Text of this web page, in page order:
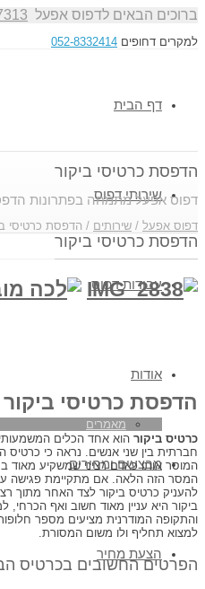
ברוכים הבאים לדפוס אפעל
למקרים דחופים 052-8332414
דף הבית
שירותי דפוס
עבודות דפוס
אודות
מאמרים
מבצעים ומחירים
הצעת מחיר
הדפסת כרטיסי ביקור
דפוס אפעל מתמחה בפתרונות
דפוס אפעל / שירותים / הדפסת כרטיסי
הדפסת כרטיסי ביקור
הדפסת כרטיסי ביקור
כרטיס ביקור הוא אחד הכלים
חברתית בין שני אנשים. נראה כי
המוסר אותו כאדם רציני שמשקיע
המסר הזה הלאה. אם מתקיימת פגישה
להעניק כרטיס ביקור לצד האחר מתוך
ביקור היא עניין מאוד חשוב ואף הכרחי,
והתקופה המודרנית מציעים מספר
למצוא תחליף ולו משום המסורת.
הפרטים החשובים בכרטיס